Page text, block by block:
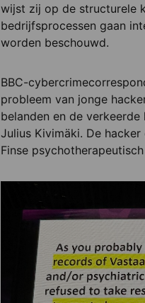
wijst zij op de structurele
bedrijfsprocessen gaan
worden beschouwd.
BBC-
probleem van jonge
belanden en de
Julius Kivimäki. De
Finse